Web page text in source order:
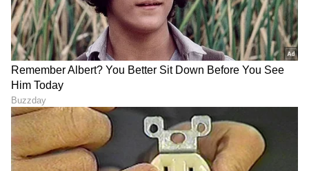
ತೆರೆಯ ಹಿಂದಿನ ಜಯಂತ್
ವ್ಯಕ್ತಿತ್ವದ ಬಗ್ಗೆ ನಟಿ ಯಮುನಾ
ಶ್ರೀನಿಧಿ ಅಚ್ಚರಿಯ ಮಾತುಗಳು
'ಲಾಕ್ ಅಪ್ ಸೀಸನ್ 2' ವಿನ್ನರ್
ಆದ ಶ್ರೇಯಾ ಕಲ್ರಾ! ಇವರಿಗೆ ಸಿಕ್ಕ
ಬಹುಮಾನದ ಮೊತ್ತವೆಷ್ಟು
LATEST VIDEOS
"ರಾಜಕೀಯ ಬೇಡ, ಸಿನಿಮಾನೇ ಪ್ರಾಣ":
ಕನಕೋತ್ಸವದಲ್ಲಿ ರಿಷಬ್ ಶೆಟ್ಟಿ | Rishab